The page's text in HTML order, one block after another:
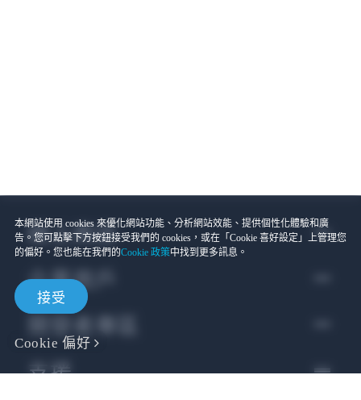
本網站使用 cookies 來優化網站功能、分析網站效能、提供個性化體驗和廣
告。您可點擊下方按鈕接受我們的 cookies，或在「Cookie 喜好設定」上管理您
的偏好。您也能在我們的Cookie 政策中找到更多訊息。
接受
Cookie 偏好
線上商店
企業用戶
支援